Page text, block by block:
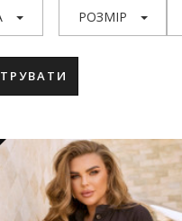
РОЗМІР